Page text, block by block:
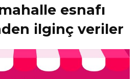
esnafı
ilginç veriler